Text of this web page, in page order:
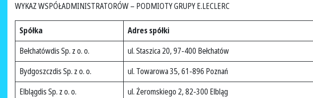
WYKAZ WSPÓŁADMINISTRATORÓW – PODMIOTY GRUPY E.LECLERC
Spółka Adres spółki
Bełchatówdis Sp. z o. o.
ul. Staszica 20, 97-400 Bełchatów
Bydgoszczdis Sp. z o. o.
ul. Towarowa 35, 61-896 Poznań
Elblągdis Sp. z o. o.
ul. Żeromskiego 2, 82-300 Elbląg